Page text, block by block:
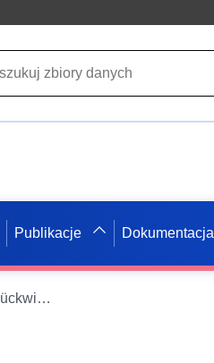
Publikacje Dokumentacja
WFS w sprawie planu rozwoju Fle - 28 obszarów przemysłowych Rückwinkel & Rückanger II z lokalnymi przepisami budowlanymi 1. Zmień kąt odwrotny i kąt odwrotny (oryginał) nauczania gminy